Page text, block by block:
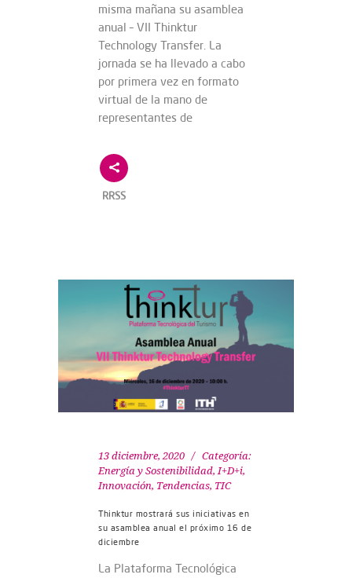
misma mañana su asamblea
anual – VII Thinktur
Technology Transfer. La
jornada se ha llevado a cabo
por primera vez en formato
virtual de la mano de
representantes de
RRSS
13 diciembre, 2020
Categoría:
Energía y Sostenibilidad,I+D+i,
Innovación, Tendencias, TIC
Thinktur mostrará sus iniciativas en
su asamblea anual el próximo 16 de
diciembre
La Plataforma Tecnológica